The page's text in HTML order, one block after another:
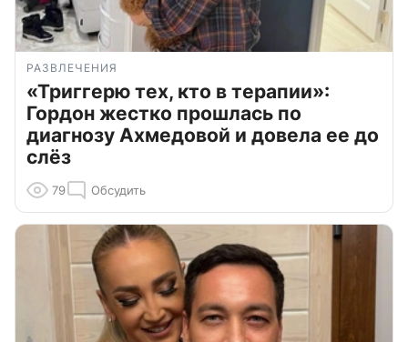
РАЗВЛЕЧЕНИЯ
«Триггерю тех, кто в терапии»:
Гордон жестко прошлась по
диагнозу Ахмедовой и довела ее до
слёз
79 Обсудить